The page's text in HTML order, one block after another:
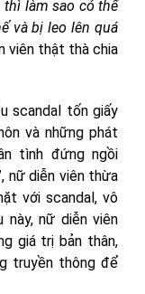
làm sao có thể
và bị leo lên quá
viên thật thà chia
scandal tốn giấy
và những phát
tình đứng ngồi
nữ diễn viên thừa
với scandal, vô
này, nữ diễn viên
giá trị bản thân,
truyền thông để